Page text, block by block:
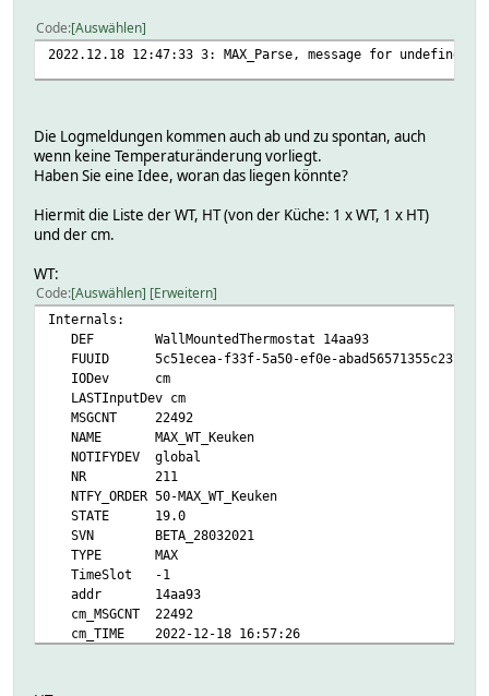
Code Auswählen
2022.12.18 12:47:33 3: MAX_Parse, message for
Die Logmeldungen kommen auch ab und zu spontan, auch
wenn keine Temperaturänderung vorliegt.
Haben Sie eine Idee, woran das liegen könnte?
Hiermit die Liste der WT, HT (von der Küche: 1 x WT, 1 x HT)
und der cm.
WT:
Code Auswählen Erweitern
Internals:
DEF WallMountedThermostat 14aa93
FUUID 5c51ecea-f33f-5a50-ef0e-abad56571355c237
IODev cm
LASTInputDev cm
MSGCNT 22492
NAME MAX_WT_Keuken
NOTIFYDEV global
NR 211
NTFY_ORDER 50-MAX_WT_Keuken
STATE 19.0
SVN BETA_28032021
TYPE MAX
TimeSlot -1
addr 14aa93
cm_MSGCNT 22492
cm_TIME 2022-12-18 16:57:26
type WallMountedThermostat